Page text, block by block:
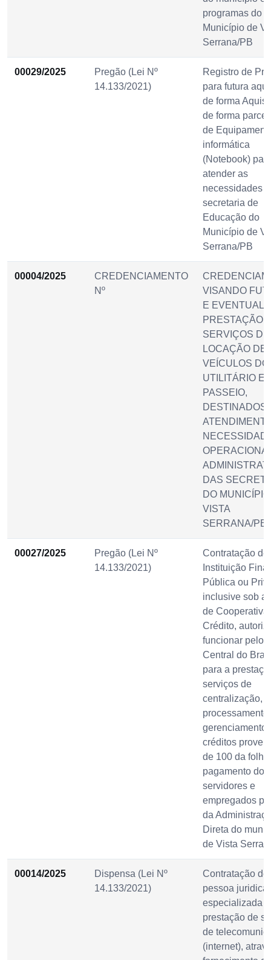
programas do
Município de
Serrana/PB
00029/2025
Pregão (Lei Nº
14.133/2021)
Registro de
para futura
de forma
de forma
de
informática
(Notebook)
atender as
necessidades
secretaria de
Educação do
Município de
Serrana/PB
00004/2025
CREDENCIAMENTO
Nº
VISANDO
E EVENTUAL
PRESTAÇÃO
SERVIÇOS DE
LOCAÇÃO DE
VEÍCULOS DO
UTILITÁRIO E
PASSEIO,
DESTINADOS
DAS
DO
VISTA
SERRANA/PB.
00027/2025
Pregão (Lei Nº
14.133/2021)
Contratação de
Instituição
Pública ou
inclusive sob a
de Cooperativa
Crédito,
funcionar pelo
Central do
para a
serviços de
centralização,
processamento
gerenciamento
créditos
de 100 da folha
pagamento dos
servidores e
empregados
da
Direta do
de Vista
00014/2025
Dispensa (Lei Nº
14.133/2021)
Contratação de
pessoa juridica
especializada
prestação de
de
(internet),